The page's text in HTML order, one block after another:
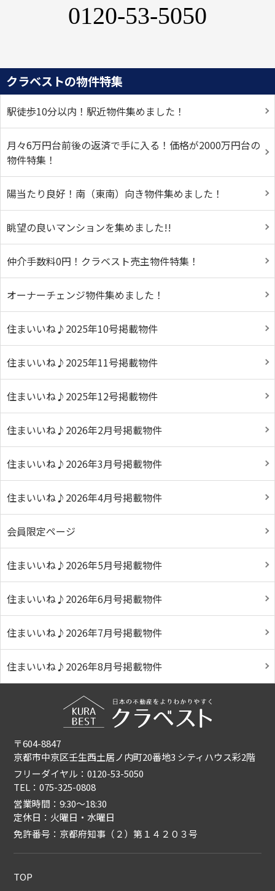
0120-53-5050
クラベストの物件特集
駅徒歩10分以内！駅近物件集めました！
月々6万円台前後の返済で手に入る！価格が2000万円台の
物件特集！
陽当たり良好！南（東南）向き物件集めました！
眺望の良いマンションを集めました!!
仲介手数料0円！クラベスト売主物件特集！
オーナーチェンジ物件集めました！
住まいいね♪2025年10号掲載物件
住まいいね♪2025年11号掲載物件
住まいいね♪2025年12号掲載物件
住まいいね♪2026年2月号掲載物件
住まいいね♪2026年3月号掲載物件
住まいいね♪2026年4月号掲載物件
会員限定ページ
住まいいね♪2026年5月号掲載物件
住まいいね♪2026年6月号掲載物件
住まいいね♪2026年7月号掲載物件
住まいいね♪2026年8月号掲載物件
〒604-8847
京都市中京区壬生西土居ノ内町20番地3 シティハウス彩2階
フリーダイヤル：0120-53-5050
TEL：075-325-0808
営業時間：9:30〜18:30
定休日：火曜日・水曜日
免許番号：京都府知事（２）第１４２０３号
TOP